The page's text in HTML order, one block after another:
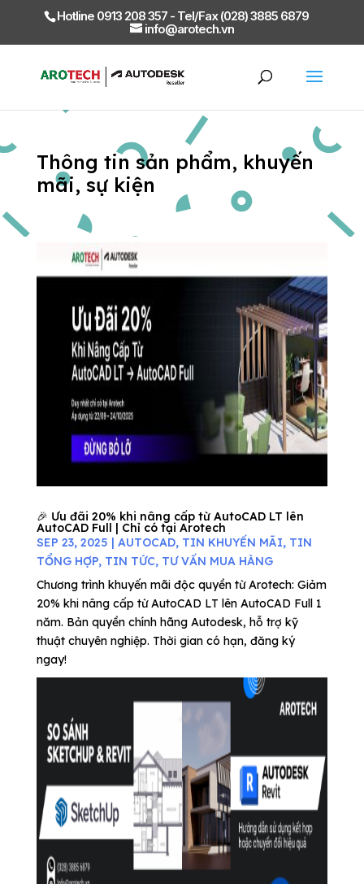
Hotline 0913 208 357 - Tel/Fax (028) 3885 6879
info@arotech.vn
Thông tin sản phẩm, khuyến
mãi, sự kiện
🎉 Ưu đãi 20% khi nâng cấp từ AutoCAD LT lên
AutoCAD Full | Chỉ có tại Arotech
SEP 23, 2025 | AUTOCAD, TIN KHUYẾN MÃI, TIN
TỔNG HỢP, TIN TỨC, TƯ VẤN MUA HÀNG
Chương trình khuyến mãi độc quyền từ Arotech: Giảm
20% khi nâng cấp từ AutoCAD LT lên AutoCAD Full 1
năm. Bản quyền chính hãng Autodesk, hỗ trợ kỹ
thuật chuyên nghiệp. Thời gian có hạn, đăng ký
ngay!